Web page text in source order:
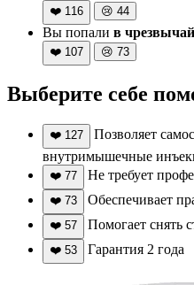
❤️ 116 😢 44
Вы попали в
❤️ 107 😢 73
Выберите себе
❤️ 127
Позволяет
внутримышечные
❤️ 77 Не требует
❤️ 73 Обеспечивает
❤️ 57 Помогает снять
❤️ 53 Гарантия 2 года